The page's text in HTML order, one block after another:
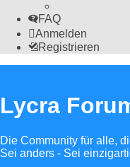
FAQ
Anmelden
Registrieren
Lycra
Die Community für alle,
Sei anders - Sei